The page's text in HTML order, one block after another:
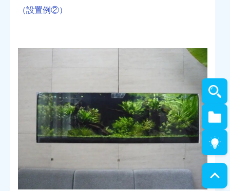
（設置例②）